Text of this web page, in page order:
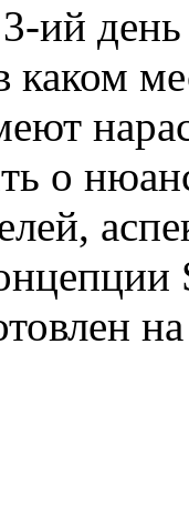
ий
каком
о